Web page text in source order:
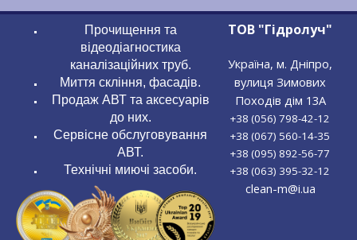
Прочищення та
відеодіагностика
каналізаційних труб.
Миття скління, фасадів.
Продаж АВТ та аксесуарів
до них.
Сервісне обслуговування
АВТ.
Технічні миючі засоби.
ТОВ "Гідролуч"
Україна, м. Дніпро,
вулиця Зимових
Походів дім 13А
+38 (056) 798-42-12
+38 (067) 560-14-35
+38 (095) 892-56-77
+38 (063) 395-32-12
clean-m@i.ua